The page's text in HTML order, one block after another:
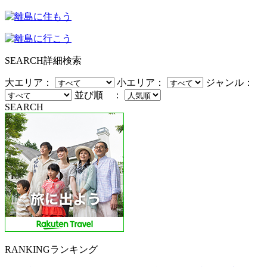
SEARCH詳細検索
大エリア： 小エリア：
ジャンル：
並び順 ：
SEARCH
RANKINGランキング